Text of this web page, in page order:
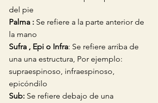
del pie
Palma : Se refiere a la parte anterior de
la mano
Sufra , Epi o Infra: Se refiere arriba de
una una estructura, Por ejemplo:
supraespinoso, infraespinoso,
epicóndilo
Sub: Se refiere debajo de una